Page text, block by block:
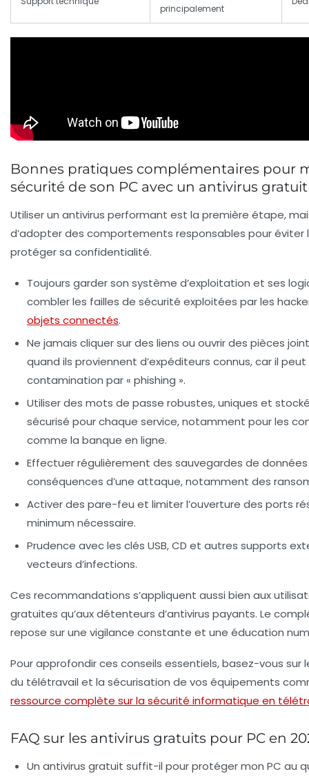
principalement
Bonnes pratiques complémentaires pour
sécurité de son PC avec un antivirus gratuit
Utiliser un antivirus performant est la première étape,
d’adopter des comportements responsables pour
protéger sa confidentialité.
Toujours garder son système d’exploitation et ses
combler les failles de sécurité exploitées par les
objets connectés.
Ne jamais cliquer sur des liens ou ouvrir des pièces
quand ils proviennent d’expéditeurs connus, car il peut
contamination par « phishing ».
Utiliser des mots de passe robustes, uniques et
sécurisé pour chaque service, notamment pour les
comme la banque en ligne.
Effectuer régulièrement des sauvegardes de données
conséquences d’une attaque, notamment des
Activer des pare-feu et limiter l’ouverture des ports
minimum nécessaire.
Prudence avec les clés USB, CD et autres supports
vecteurs d’infections.
Ces recommandations s’appliquent aussi bien aux
gratuites qu’aux détenteurs d’antivirus payants. Le
repose sur une vigilance constante et une éducation
Pour approfondir ces conseils essentiels, basez-vous sur
du télétravail et la sécurisation de vos équipements
ressource complète sur la sécurité informatique en
FAQ sur les antivirus gratuits pour PC en
Un antivirus gratuit suffit-il pour protéger mon PC au